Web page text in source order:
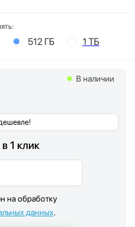
512 ГБ 1 ТБ
В наличии
1 клик
на обработку
данных.